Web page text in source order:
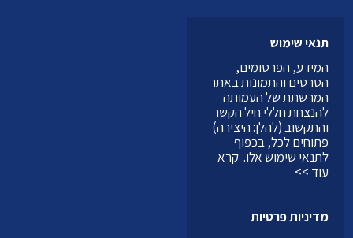
תנאי שימוש
המידע, הפרסומים,
הסרטים והתמונות באתר
המרשתת של העמותה
להנצחת חללי חיל הקשר
והתקשוב (להלן: היצירה)
פתוחים לכל, בכפוף
לתנאי שימוש אלו.קרא
עוד >>
מדיניות פרטיות